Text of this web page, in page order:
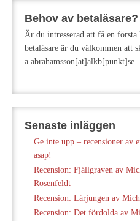
Behov av betaläsare?
Är du intresserad att få en
betaläsare är du välkommen att
a.abrahamsson[at]alkb[punkt]se
Senaste inläggen
Ge inte upp – recensioner av
asap!
Recension: Fjällgraven av
Rosenfeldt
Recension: Lärjungen av
Recension: Det fördolda av